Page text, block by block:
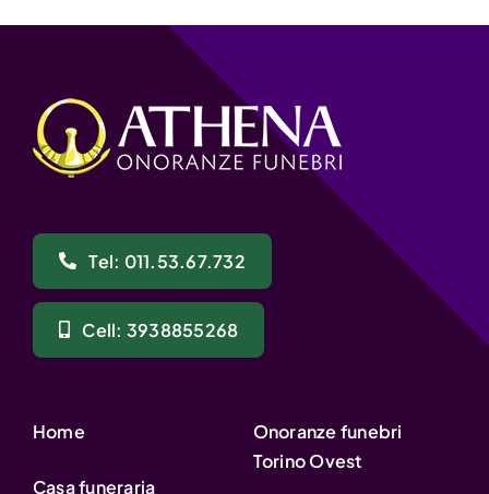
Tel: 011.53.67.732
Cell: 3938855268
Home
Casa funeraria
Onoranze funebri
Torino Ovest